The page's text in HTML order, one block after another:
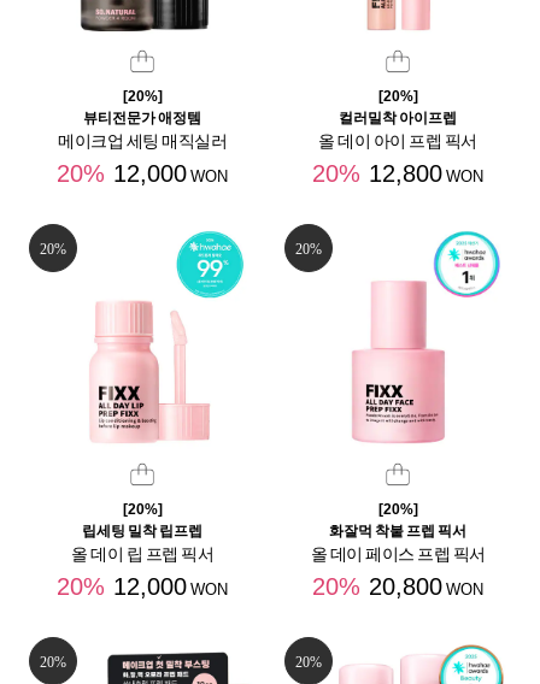
[20%]
뷰티전문가 애정템
메이크업 세팅 매직실러
20% 12,000 WON
[20%]
컬러밀착 아이프렙
올 데이 아이 프렙 픽서
20% 12,800 WON
20%
[20%]
립세팅 밀착 립프렙
올 데이 립 프렙 픽서
20% 12,000 WON
20%
[20%]
화잘먹 착붙 프렙 픽서
올 데이 페이스 프렙 픽서
20% 20,800 WON
20% 20%